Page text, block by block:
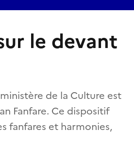
le devant
de la Culture est
Fanfare. Ce dispositif
fanfares et harmonies,